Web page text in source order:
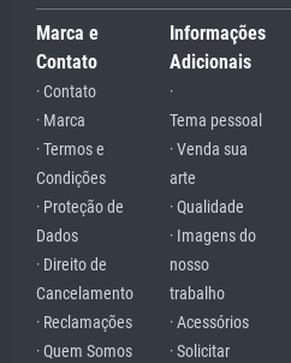
Marca e
Contato
· Contato
· Marca
· Termos e
Condições
· Proteção de
Dados
· Direito de
Cancelamento
· Reclamações
· Quem Somos
Informações
Adicionais
·
Tema pessoal
· Venda sua
arte
· Qualidade
· Imagens do
nosso
trabalho
· Acessórios
· Solicitar